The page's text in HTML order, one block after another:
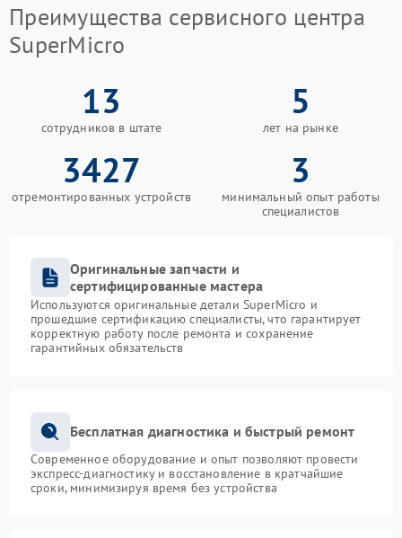
Преимущества сервисного центра
SuperMicro
13
сотрудников в штате
5
лет на рынке
3427
отремонтированных устройств
3
минимальный опыт работы
специалистов
Оригинальные запчасти и
сертифицированные мастера
Используются оригинальные детали SuperMicro и
прошедшие сертификацию специалисты, что гарантирует
корректную работу после ремонта и сохранение
гарантийных обязательств
Бесплатная диагностика и быстрый ремонт
Современное оборудование и опыт позволяют провести
экспресс-диагностику и восстановление в кратчайшие
сроки, минимизируя время без устройства